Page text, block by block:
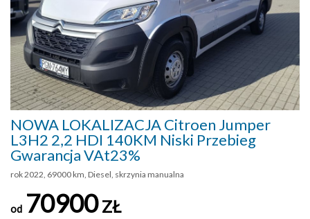
NOWA LOKALIZACJA Citroen Jumper
L3H2 2,2 HDI 140KM Niski Przebieg
Gwarancja VAt23%
rok 2022, 69000 km, Diesel, skrzynia manualna
od 70900ZŁ